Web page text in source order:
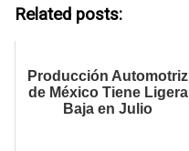
Related posts:
Producción Automotriz
de México Tiene Ligera
Baja en Julio